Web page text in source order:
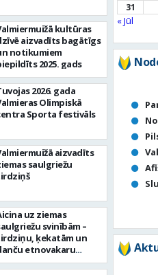
kultūras
aizvadīts bagātīgs
notikumiem
2025. gads
2026. gada
Olimpiskā
Sporta festivāls
aizvadīts
saulgriežu
uz ziemas
svinībām –
ķekatām un
etnovakaru
31
« Jūl